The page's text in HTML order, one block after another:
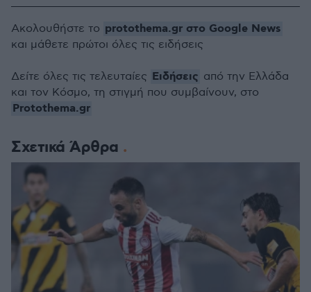
Σχετικά Άρθρα
Ακολουθήστε το protothema.gr στο Google News
και μάθετε πρώτοι όλες τις ειδήσεις
Δείτε όλες τις τελευταίες Ειδήσεις από την Ελλάδα
και τον Κόσμο, τη στιγμή που συμβαίνουν, στο
Protothema.gr